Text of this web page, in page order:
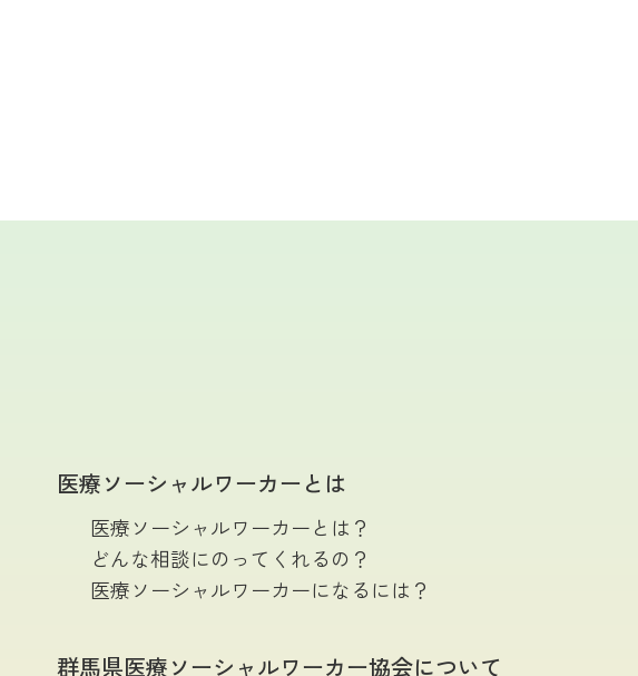
医療ソーシャルワーカーとは
医療ソーシャルワーカーとは？
どんな相談にのってくれるの？
医療ソーシャルワーカーになるには？
群馬県医療ソーシャルワーカー協会について